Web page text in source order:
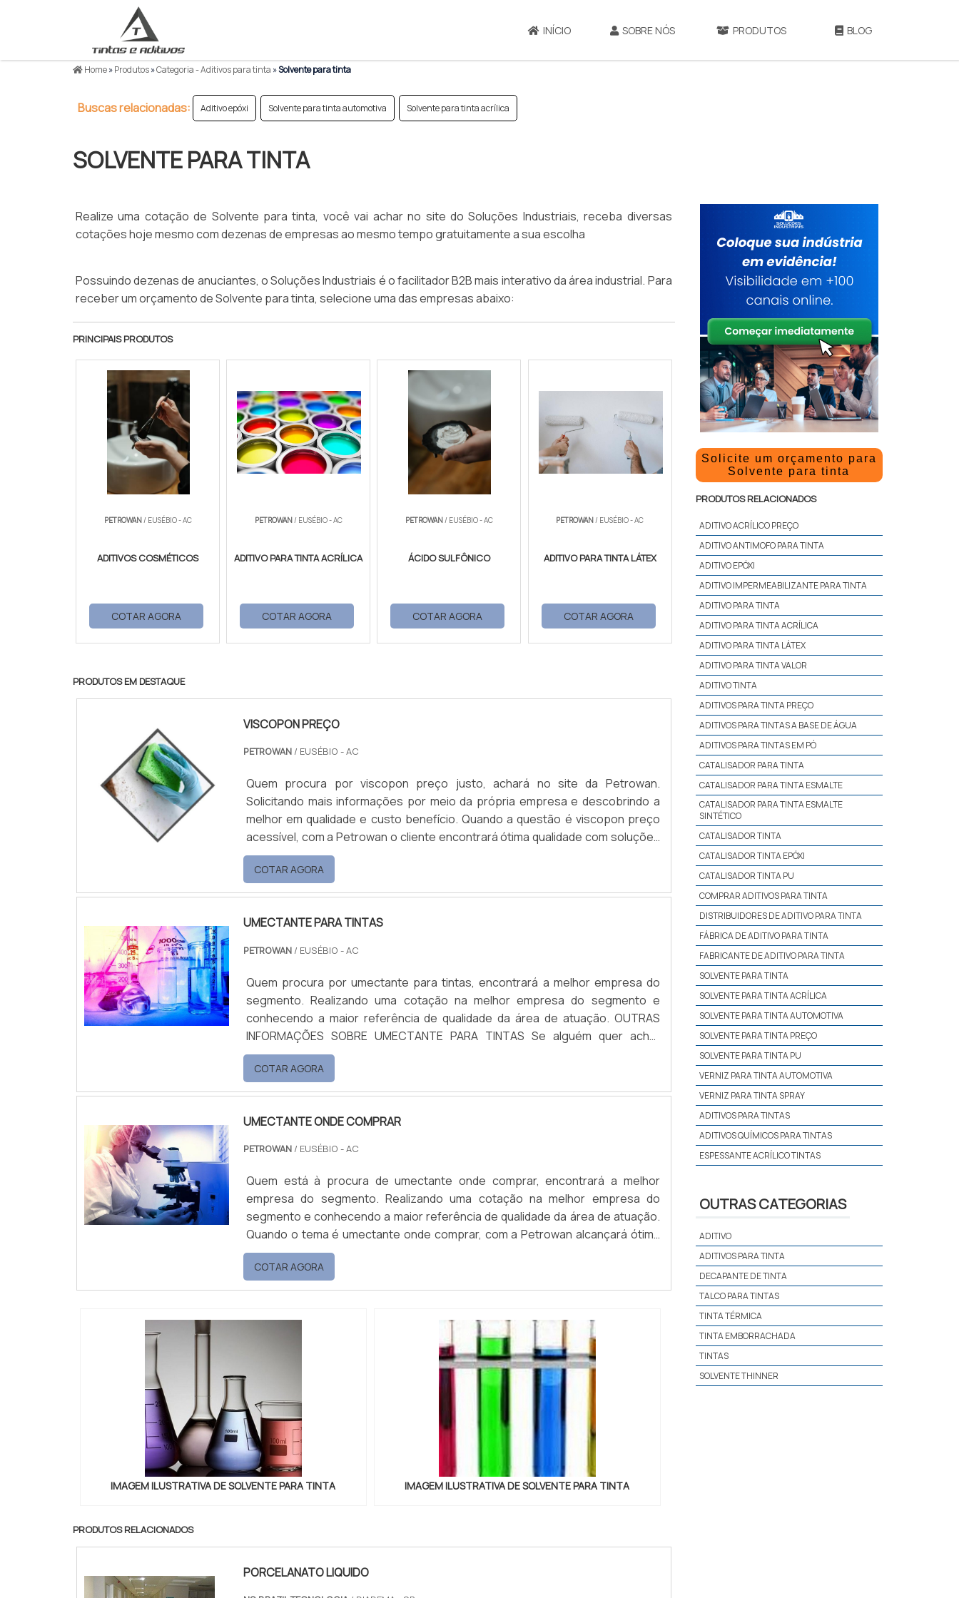
INÍCIO SOBRE NÓS PRODUTOS BLOG
Home»Produtos»Categoria - Aditivos para tinta »Solvente para tinta
Buscas relacionadas: Aditivo epóxi Solvente para tinta automotiva Solvente para tinta acrílica
SOLVENTE PARA TINTA
Realize uma cotação de Solvente para tinta, você vai achar no site do Soluções Industriais, receba diversas
cotações hoje mesmo com dezenas de empresas ao mesmo tempo gratuitamente a sua escolha
Possuindo dezenas de anuciantes, o Soluções Industriais é o facilitador B2B mais interativo da área industrial. Para
receber um orçamento de Solvente para tinta, selecione uma das empresas abaixo:
PRINCIPAIS PRODUTOS
PETROWAN/ EUSÉBIO - AC
ADITIVOS COSMÉTICOS
COTAR AGORA
PETROWAN/ EUSÉBIO - AC
ADITIVO PARA TINTA ACRÍLICA
COTAR AGORA
PETROWAN/ EUSÉBIO - AC
ÁCIDO SULFÔNICO
COTAR AGORA
PETROWAN/ EUSÉBIO - AC
ADITIVO PARA TINTA LÁTEX
COTAR AGORA
PRODUTOS EM DESTAQUE
VISCOPON PREÇO
PETROWAN / EUSÉBIO - AC
Quem procura por viscopon preço justo, achará no site da Petrowan.
Solicitando mais informações por meio da própria empresa e descobrindo a
melhor em qualidade e custo benefício. Quando a questão é viscopon preço
acessível, com a Petrowan o cliente encontrará ótima qualidade com soluções
de distribuição de produtos químicos. MAIS DETALHES SOBRE VISCOPON
PREÇO A Petrowan objetiva sua energia em proporcionar uma estrutura com
escritório d...
COTAR AGORA
UMECTANTE PARA TINTAS
PETROWAN / EUSÉBIO - AC
Quem procura por umectante para tintas, encontrará a melhor empresa do
segmento. Realizando uma cotação na melhor empresa do segmento e
conhecendo a maior referência de qualidade da área de atuação. OUTRAS
INFORMAÇÕES SOBRE UMECTANTE PARA TINTAS Se alguém quer achar
umectante para tintas em uma empresa altamente qualificada, encontra na
Petrowan. Atuando com base multiuso e limpa piso e fosqueante, oferecendo
o que há de melhor no merca...
COTAR AGORA
UMECTANTE ONDE COMPRAR
PETROWAN / EUSÉBIO - AC
Quem está à procura de umectante onde comprar, encontrará a melhor
empresa do segmento. Realizando uma cotação na melhor empresa do
segmento e conhecendo a maior referência de qualidade da área de atuação.
Quando o tema é umectante onde comprar, com a Petrowan alcançará ótima
qualidade com assessoria técnica especializada. UM POUCO MAIS SOBRE
UMECTANTE ONDE COMPRAR A Petrowan centraliza seus esforços em
proporcionar para os parceiros um...
COTAR AGORA
IMAGEM ILUSTRATIVA DE SOLVENTE PARA TINTA IMAGEM ILUSTRATIVA DE SOLVENTE PARA TINTA
PRODUTOS RELACIONADOS
PORCELANATO LIQUIDO
Solicite um orçamento para
Solvente para tinta
PRODUTOS RELACIONADOS
ADITIVO ACRÍLICO PREÇO
ADITIVO ANTIMOFO PARA TINTA
ADITIVO EPÓXI
ADITIVO IMPERMEABILIZANTE PARA TINTA
ADITIVO PARA TINTA
ADITIVO PARA TINTA ACRÍLICA
ADITIVO PARA TINTA LÁTEX
ADITIVO PARA TINTA VALOR
ADITIVO TINTA
ADITIVOS PARA TINTA PREÇO
ADITIVOS PARA TINTAS A BASE DE ÁGUA
ADITIVOS PARA TINTAS EM PÓ
CATALISADOR PARA TINTA
CATALISADOR PARA TINTA ESMALTE
CATALISADOR PARA TINTA ESMALTE
SINTÉTICO
CATALISADOR TINTA
CATALISADOR TINTA EPÓXI
CATALISADOR TINTA PU
COMPRAR ADITIVOS PARA TINTA
DISTRIBUIDORES DE ADITIVO PARA TINTA
FÁBRICA DE ADITIVO PARA TINTA
FABRICANTE DE ADITIVO PARA TINTA
SOLVENTE PARA TINTA
SOLVENTE PARA TINTA ACRÍLICA
SOLVENTE PARA TINTA AUTOMOTIVA
SOLVENTE PARA TINTA PREÇO
SOLVENTE PARA TINTA PU
VERNIZ PARA TINTA AUTOMOTIVA
VERNIZ PARA TINTA SPRAY
ADITIVOS PARA TINTAS
ADITIVOS QUÍMICOS PARA TINTAS
ESPESSANTE ACRÍLICO TINTAS
OUTRAS CATEGORIAS
ADITIVO
ADITIVOS PARA TINTA
DECAPANTE DE TINTA
TALCO PARA TINTAS
TINTA TÉRMICA
TINTA EMBORRACHADA
TINTAS
SOLVENTE THINNER